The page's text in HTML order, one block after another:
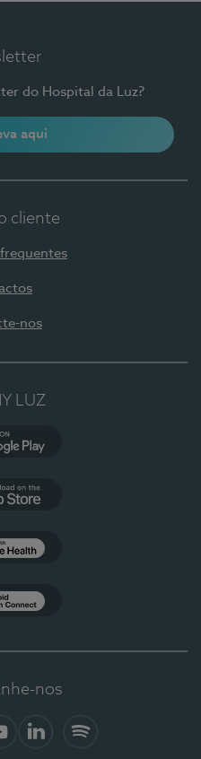
do Hospital da Luz?
aqui
cliente
nos
LUZ
nos